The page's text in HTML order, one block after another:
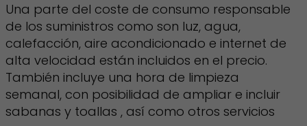
Una parte del coste de consumo responsable
de los suministros como son luz, agua,
calefacción, aire acondicionado e internet de
alta velocidad están incluidos en el precio.
También incluye una hora de limpieza
semanal, con posibilidad de ampliar e incluir
sabanas y toallas , así como otros servicios